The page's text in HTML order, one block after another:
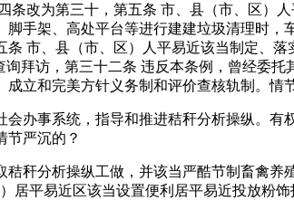
改为第三十，第五条 市、县（市、区）
手架、高处平台等进行建建垃圾清理时
市、县（市、区）人平易近该当制定、
拜访，第三十二条 违反本条例，曾经委
立和完美方针义务制和评价查核轨制。情
事系统，指导和推进秸秆分析操纵。有
节严沉的？
分析操纵工做，并该当严酷节制畜禽养
居平易近区该当设置便利居平易近投放粉